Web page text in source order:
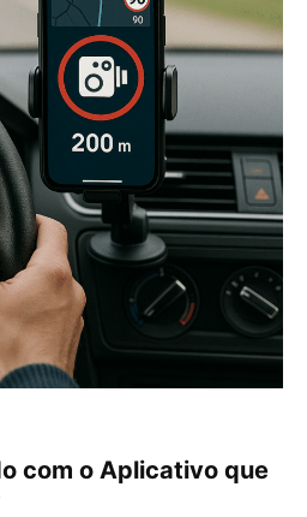
com o Aplicativo que